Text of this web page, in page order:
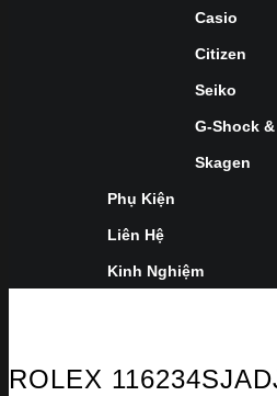
Casio
Citizen
Seiko
G-Shock
Skagen
Phụ Kiện
Liên Hệ
Kinh Nghiệm
ROLEX